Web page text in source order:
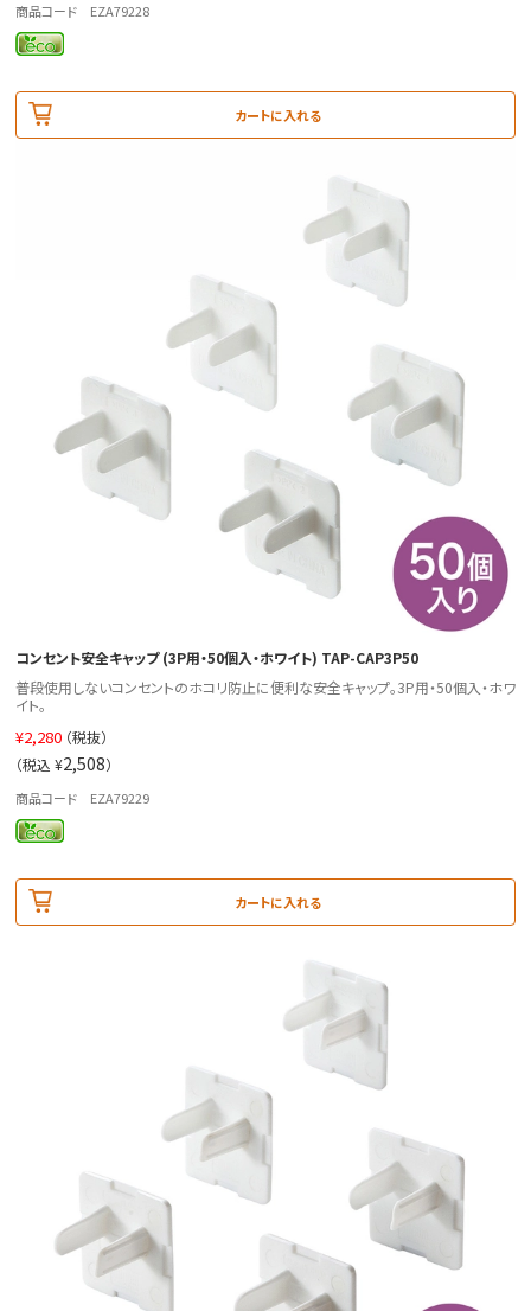
商品コード EZA79228
カートに入れる
コンセント安全キャップ (3P用・50個入・ホワイト) TAP-CAP3P50
普段使用しないコンセントのホコリ防止に便利な安全キャップ。3P用・50個入・ホワ
イト。
¥2,280 （税抜）
（税込 ¥2,508）
商品コード EZA79229
カートに入れる